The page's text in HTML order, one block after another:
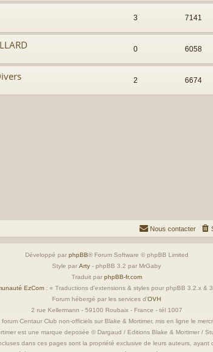
3 7141
0 6058
2 6674
Nous contacter
Développé par phpBB® Forum Software © phpBB Limited
Style par Arty - phpBB 3.2 par MrGaby
Traduit par phpBB-fr.com
EzCom : « Traductions d'extensions & styles pour phpBB 3.2.x &
Forum hébergé par les services d’OVH
2 rue Kellermann - 59100 Roubaix - France - tél 1007
Centaur Club non-officiels sur Blake & Mortimer, mis en ligne le
est une marque deposée © Dargaud / Editions Blake & Mortimer /
dans ces pages sont la propriété exclusive de leurs auteurs, ayant